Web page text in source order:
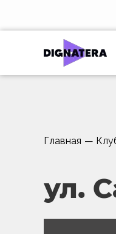
Главная —
ул.